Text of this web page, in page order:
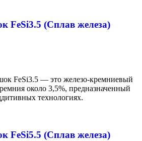
FeSi3.5 (Сплав железа)
FeSi3.5 — это железо-кремниевый
около 3,5%, предназначенный
технологиях.
FeSi5.5 (Сплав железа)